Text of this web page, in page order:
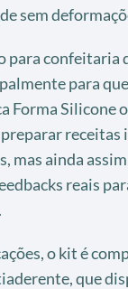
sem
para
para
Forma Silicone
mas ainda
reais
o kit é
que